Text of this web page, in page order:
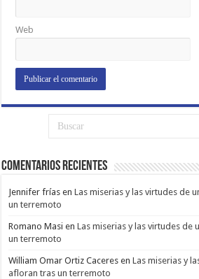
Web
Comentarios Recientes
Jennifer frías enLas miserias y las virtudes de
un terremoto
Romano Masi enLas miserias y las virtudes de
un terremoto
William Omar Ortiz Caceres enLas miserias y
afloran tras un terremoto